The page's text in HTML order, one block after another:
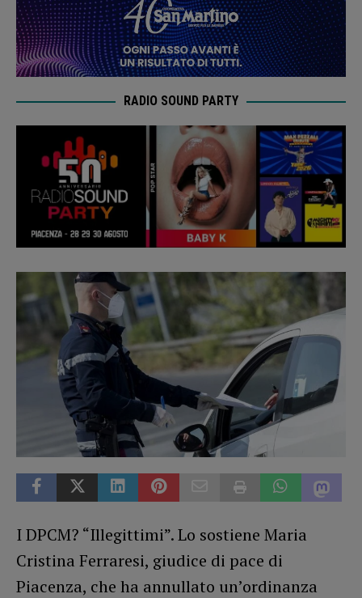
RADIO SOUND PARTY
I DPCM? “Illegittimi”. Lo sostiene Maria
Cristina Ferraresi, giudice di pace di
Piacenza, che ha annullato un’ordinanza